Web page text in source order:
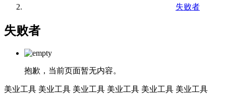
失败者
失败者
抱歉，当前页面暂无内容。
美业工具 美业工具 美业工具 美业工具 美业工具 美业工具